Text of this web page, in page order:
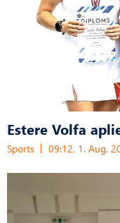
Estere Volfa
Sports 09:12, 1. Aug,